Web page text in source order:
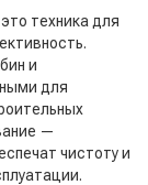
техника для
и
для
—
чистоту и